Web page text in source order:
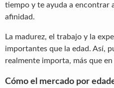
tiempo y te ayuda a encontrar
afinidad.
La madurez, el trabajo y la
importantes que la edad. Así,
realmente importa, más que en
Cómo el mercado por